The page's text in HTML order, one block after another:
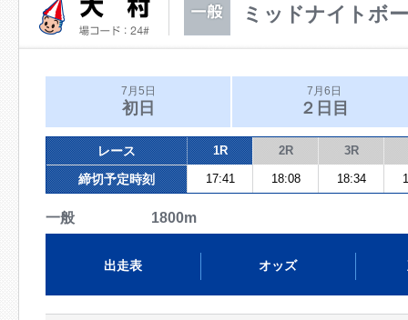
ミッドナイトボ
7月5日
初日
7月6日
２日目
レース 1R 2R 3R
締切予定時刻 17:41 18:08 18:34
一般 1800m
出走表 オッズ